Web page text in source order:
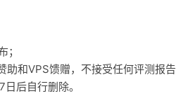
和VPS馈赠，不接受任何评测报
后自行删除。